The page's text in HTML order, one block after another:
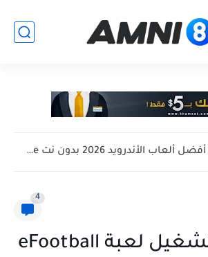
افضل تجميعة كمبيوتر للالعاب بأرخص سعر ممكن ! تجميعة Pc...
4
متطلبات تشغيل لعبة eFootball